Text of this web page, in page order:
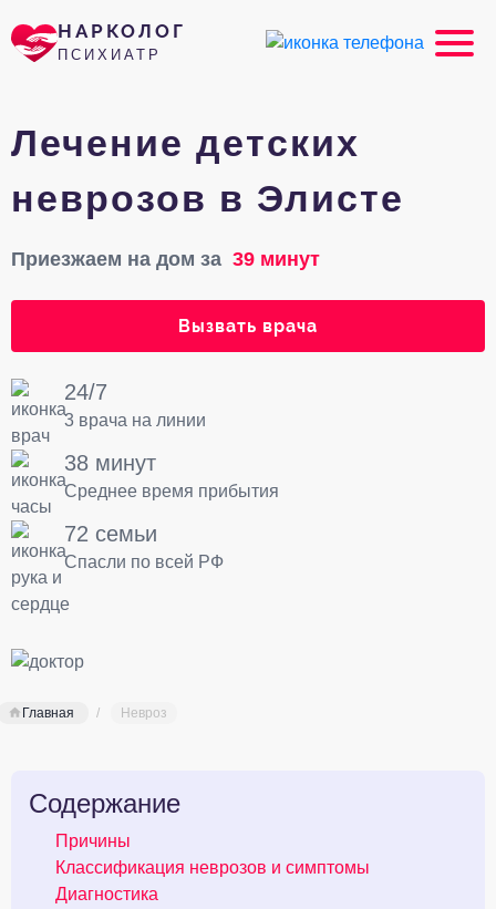
НАРКОЛОГ
ПСИХИАТР
Лечение детских
неврозов в Элисте
Приезжаем на дом за 39 минут
Вызвать врача
24/7
3 врача на линии
38 минут
Среднее время прибытия
72 семьи
Спасли по всей РФ
Главная Невроз
Содержание
Причины
Классификация неврозов и симптомы
Диагностика